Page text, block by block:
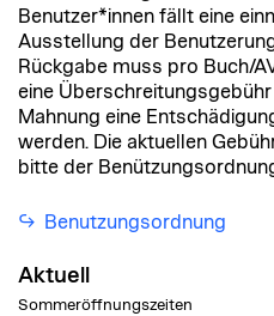
Benutzer*innen fällt eine
Ausstellung der
Rückgabe muss pro Buch/
eine
Mahnung eine
werden. Die aktuellen
bitte der
Benutzungsordnung
Aktuell
Sommeröffnungszeiten